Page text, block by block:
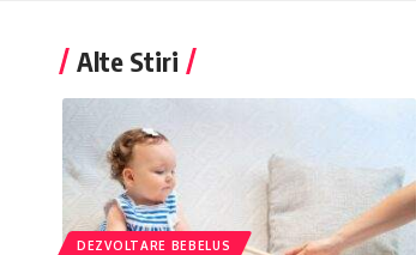
Alte Stiri
DEZVOLTARE BEBELUS